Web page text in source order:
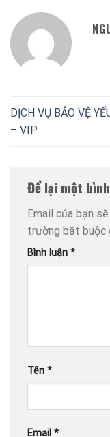
DỊCH VỤ BẢO VỆ
– VIP
Để lại một
Email của bạn
trường bắt buộc
Bình luận *
Tên *
Email *